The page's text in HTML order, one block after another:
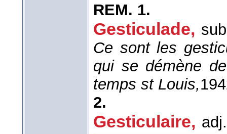
REM. 1.
Gesticulade,
Ce sont les
qui se démène
temps st Louis,
2.
Gesticulaire,